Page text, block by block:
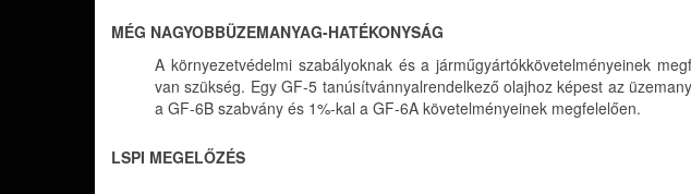
MÉG NAGYOBBÜZEMANYAG-HATÉKONYSÁG
A környezetvédelmi szabályoknak és a járműgyártókkövetelményeinek
van szükség. Egy GF-5 tanúsítvánnyalrendelkező olajhoz képest az
a GF-6B szabvány és 1%-kal a GF-6A követelményeinek megfelelően.
LSPI MEGELŐZÉS